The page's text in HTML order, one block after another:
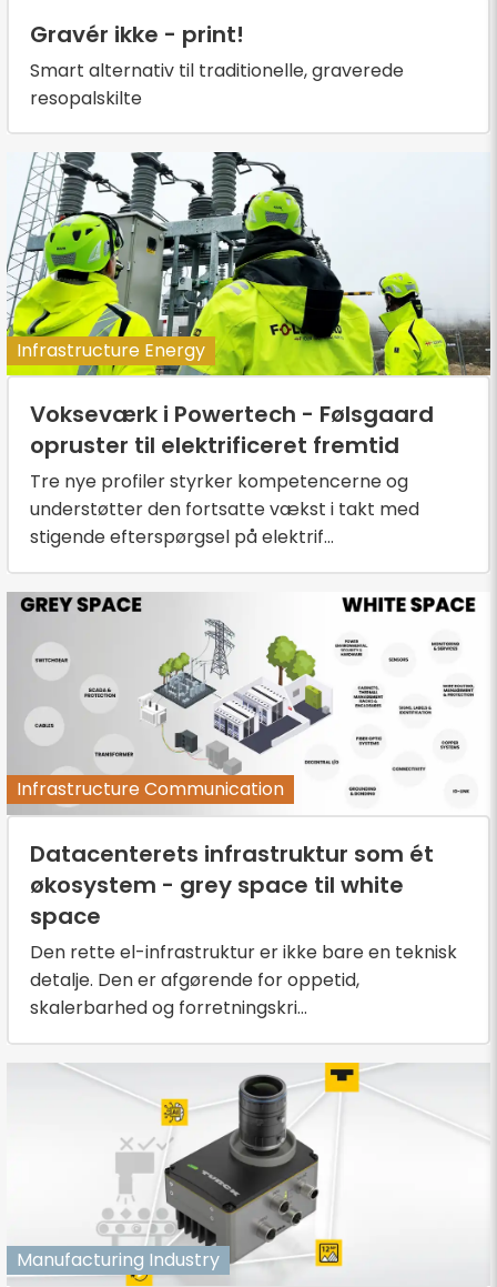
Gravér ikke - print!
Smart alternativ til traditionelle, graverede
resopalskilte
Infrastructure Energy
Vokseværk i Powertech - Følsgaard
opruster til elektrificeret fremtid
Tre nye profiler styrker kompetencerne og
understøtter den fortsatte vækst i takt med
stigende efterspørgsel på elektrif...
Infrastructure Communication
Datacenterets infrastruktur som ét
økosystem - grey space til white
space
Den rette el-infrastruktur er ikke bare en teknisk
detalje. Den er afgørende for oppetid,
skalerbarhed og forretningskri...
Manufacturing Industry